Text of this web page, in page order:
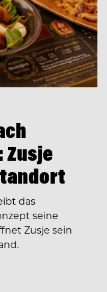
das
seine
Zusje sein